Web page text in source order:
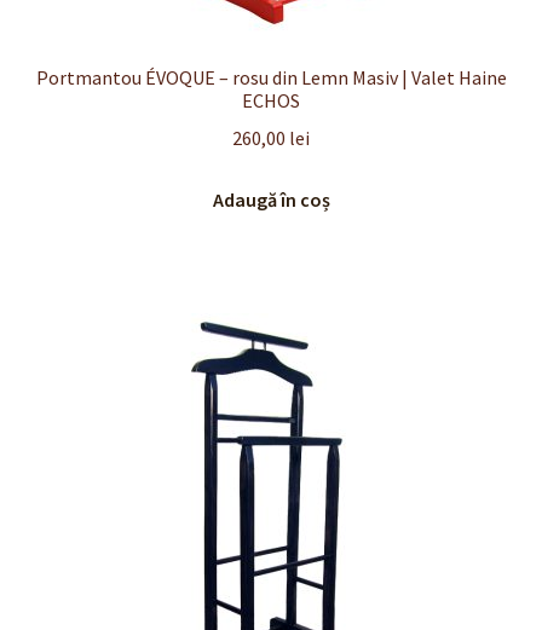
Portmantou ÉVOQUE – rosu din Lemn Masiv | Valet Haine
ECHOS
260,00 lei
Adaugă în coș